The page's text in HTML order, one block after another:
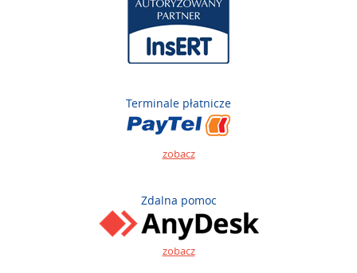
Terminale płatnicze
zobacz
Zdalna pomoc
zobacz